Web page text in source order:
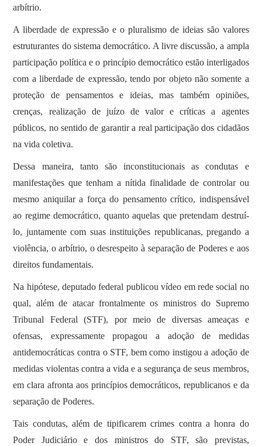
arbítrio.
A liberdade de expressão e o pluralismo de ideias são valores
estruturantes do sistema democrático. A livre discussão, a ampla
participação política e o princípio democrático estão interligados
com a liberdade de expressão, tendo por objeto não somente a
proteção de pensamentos e ideias, mas também opiniões,
crenças, realização de juízo de valor e críticas a agentes
públicos, no sentido de garantir a real participação dos cidadãos
na vida coletiva.
Dessa maneira, tanto são inconstitucionais as condutas e
manifestações que tenham a nítida finalidade de controlar ou
mesmo aniquilar a força do pensamento crítico, indispensável
ao regime democrático, quanto aquelas que pretendam destruí-
lo, juntamente com suas instituições republicanas, pregando a
violência, o arbítrio, o desrespeito à separação de Poderes e aos
direitos fundamentais.
Na hipótese, deputado federal publicou vídeo em rede social no
qual, além de atacar frontalmente os ministros do Supremo
Tribunal Federal (STF), por meio de diversas ameaças e
ofensas, expressamente propagou a adoção de medidas
antidemocráticas contra o STF, bem como instigou a adoção de
medidas violentas contra a vida e a segurança de seus membros,
em clara afronta aos princípios democráticos, republicanos e da
separação de Poderes.
Tais condutas, além de tipificarem crimes contra a honra do
Poder Judiciário e dos ministros do STF, são previstas,